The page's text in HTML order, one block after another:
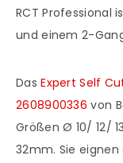
RCT Professional
und einem 2-
DasExpert Self
2608900336 von
Größen Ø 10/ 12/
32mm. Sie